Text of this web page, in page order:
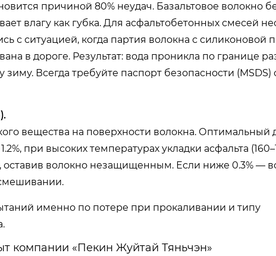
причиной 80% неудач. Базальтовое волокно
влагу как губка. Для асфальтобетонных смесей
с ситуацией, когда партия волокна с силиконовой
в дороге. Результат: вода проникла по границе
Всегда требуйте паспорт безопасности (MSDS)
вещества на поверхности волокна. Оптимальный
при высоких температурах укладки асфальта
оставив волокно незащищенным. Если ниже 0.3% —
именно по потере при прокаливании и типу
компании «Пекин Жуйтай Тяньчэн»